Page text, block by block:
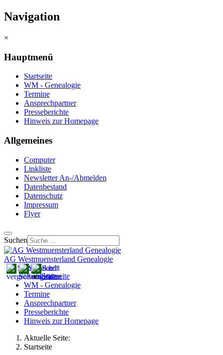
Navigation
×
Hauptmenü
Startseite
WM - Genealogie
Termine
Ansprechpartner
Presseberichte
Hinweis zur Homepage
Allgemeines
Computer
Linkliste
Newsletter An-/Abmelden
Datenbestand
Datenschutz
Impressum
Flyer
Suchen
AG Westmuensterland Genealogie
Startseite
WM - Genealogie
Termine
Ansprechpartner
Presseberichte
Hinweis zur Homepage
Aktuelle Seite:
Startseite